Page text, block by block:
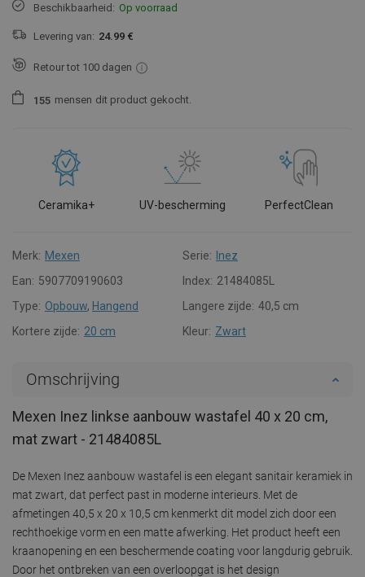
Beschikbaarheid: Op voorraad
Levering van: 24.99 €
Retour tot 100 dagen
1 55 mensen dit product gekocht.
Ceramika+ UV-bescherming PerfectClean
Merk: Mexen Serie:
Inez
Ean: 5907709190603 Index: 21484085L
Type: Opbouw, Hangend Langere zijde: 40,5 cm
Kortere zijde: 20 cm Kleur: Zwart
Omschrijving
Mexen Inez linkse aanbouw wastafel 40 x 20 cm,
mat zwart - 21484085L
De Mexen Inez aanbouw wastafel is een elegant sanitair keramiek in
mat zwart, dat perfect past in moderne interieurs. Met de
afmetingen 40,5 x 20 x 10,5 cm kenmerkt dit model zich door een
rechthoekige vorm en een matte afwerking. Het product heeft een
kraanopening en een beschermende coating voor langdurig gebruik.
Door het ontbreken van een overloopgat is het design